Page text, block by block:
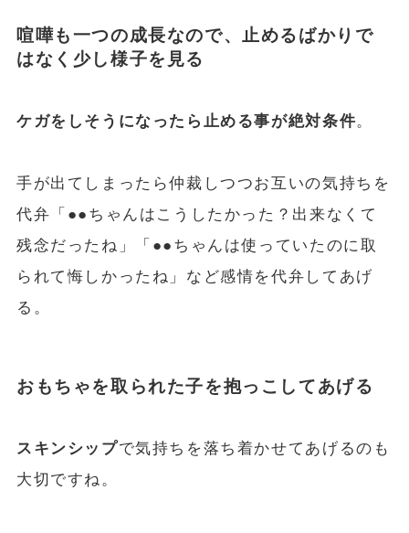
喧嘩も一つの成長なので、止めるばかりで
はなく少し様子を見る
ケガをしそうになったら止める事が絶対条件。
手が出てしまったら仲裁しつつお互いの気持ちを
代弁「●●ちゃんはこうしたかった？出来なくて
残念だったね」「●●ちゃんは使っていたのに取
られて悔しかったね」など感情を代弁してあげ
る。
おもちゃを取られた子を抱っこしてあげる
スキンシップで気持ちを落ち着かせてあげるのも
大切ですね。